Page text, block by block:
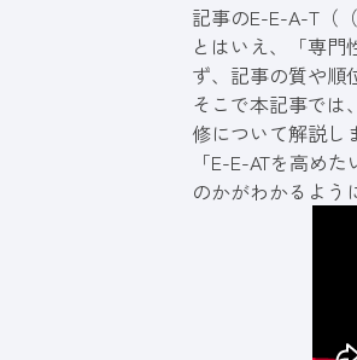
記事のE-E-A-T（
とはいえ、「専
ず、記事の質や順
そこで本記事では
修について解説し
「E-E-ATを高めた
のかがわかるよう